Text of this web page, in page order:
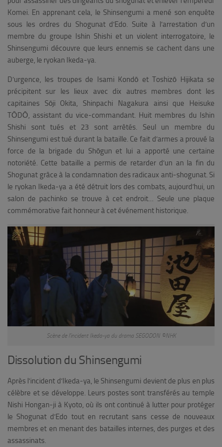
Komei. En apprenant cela, le Shinsengumi a mené son enquête
sous les ordres du Shogunat d’Edo. Suite à l’arrestation d’un
membre du groupe Ishin Shishi et un violent interrogatoire, le
Shinsengumi découvre que leurs ennemis se cachent dans une
auberge, le ryokan Ikeda-ya.
D’urgence, les troupes de
Isami Kondō et Toshizō Hijikata se
précipitent sur les lieux avec dix autres membres dont les
capitaines Sōji Okita, Shinpachi Nagakura ainsi que Heisuke
TŌDŌ, assistant du vice-commandant. Huit membres du Ishin
Shishi sont tués et 23 sont arrêtés. Seul un membre du
Shinsengumi est tué durant la bataille. Ce fait d’armes a prouvé la
force de la brigade du Shōgun et lui a apporté une certaine
notoriété. Cette bataille a permis de retarder d’un an la fin du
Shogunat grâce à la condamnation des radicaux anti-shogunat. Si
le ryokan Ikeda-ya a été détruit lors des combats, aujourd’hui, un
salon de pachinko se trouve à cet endroit… Seule une plaque
commémorative fait honneur à cet événement historique.
Scène de l’incident Ikeda-ya du drama SEGODON ©NHK
Dissolution du Shinsengumi
Après l’incident d’Ikeda-ya, le Shinsengumi devient de plus en plus
célèbre et se développe. Leurs postes sont transférés au temple
Nishi Hongan-ji à Kyoto, où ils ont continué à lutter pour protéger
le Shogunat d’Edo tout en recrutant sans cesse de nouveaux
membres et en menant des batailles internes, des purges et des
assassinats.